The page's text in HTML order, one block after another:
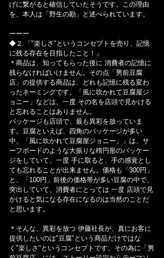
げに繋がると確信していたそうです。この理由
を、本人は「野生の勘」と述べられています。
ーーー
◆２.「"楽しさ"というコンセプトを売り、記憶
に残る存在を目指したこと！」
＊商品は、知ってもらった後に 消費者の記憶に
残らなければいけません。その点「男前豆腐
店」の提供する商品は、どれも記憶に残る変わ
ったネーミングです。「風に吹かれて豆腐屋ジ
ョニー」などは、一度 その名を店頭で見かける
と忘れることはありません。
パッケージも店頭で、最も異彩を放っていま
す。豆腐といえば、四角のパッケージが多い
中、「風に吹かれて豆腐屋ジョニー」」は、サ
ーフボードのような大振りな楕円形のパッケー
ジをしていて、一度 手に取ると、手の感覚とし
ても忘れることが出来ません。価格も「300円」
と、「100円」前後の価格帯が多い豆腐の中で、
突出していて、消費者にとっては 一度 店頭で見
かけると気になる存在になるのは当然のことだ
と思います。
＊そんな、異彩を放つ 伊藤社長が、真にお客に
提供したいのは"豆腐"という商品だけではな
く"楽しさ"というコンセプトです。その為に「男